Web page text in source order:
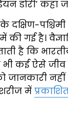
डोरी’ कहा
दक्षिण-
की गई है।
है कि
भी कई ऐसे
जानकारी
में